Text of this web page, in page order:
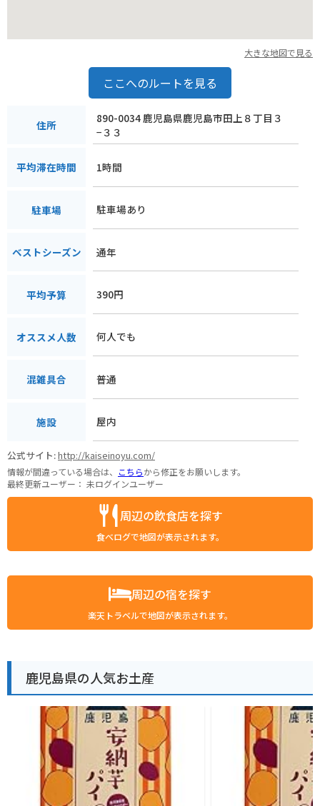
大きな地図で見る
ここへのルートを見る
住所
890-0034 鹿児島県鹿児島市田上８丁目３
−３３
平均滞在時間 1時間
駐車場 駐車場あり
ベストシーズン 通年
平均予算 390円
オススメ人数 何人でも
混雑具合 普通
施設 屋内
公式サイト:http://kaiseinoyu.com/
情報が間違っている場合は、 こちらから修正をお願いします。
最終更新ユーザー： 未ログインユーザー
周辺の飲食店を探す
食べログで地図が表示されます。
周辺の宿を探す
楽天トラベルで地図が表示されます。
鹿児島県の人気お土産